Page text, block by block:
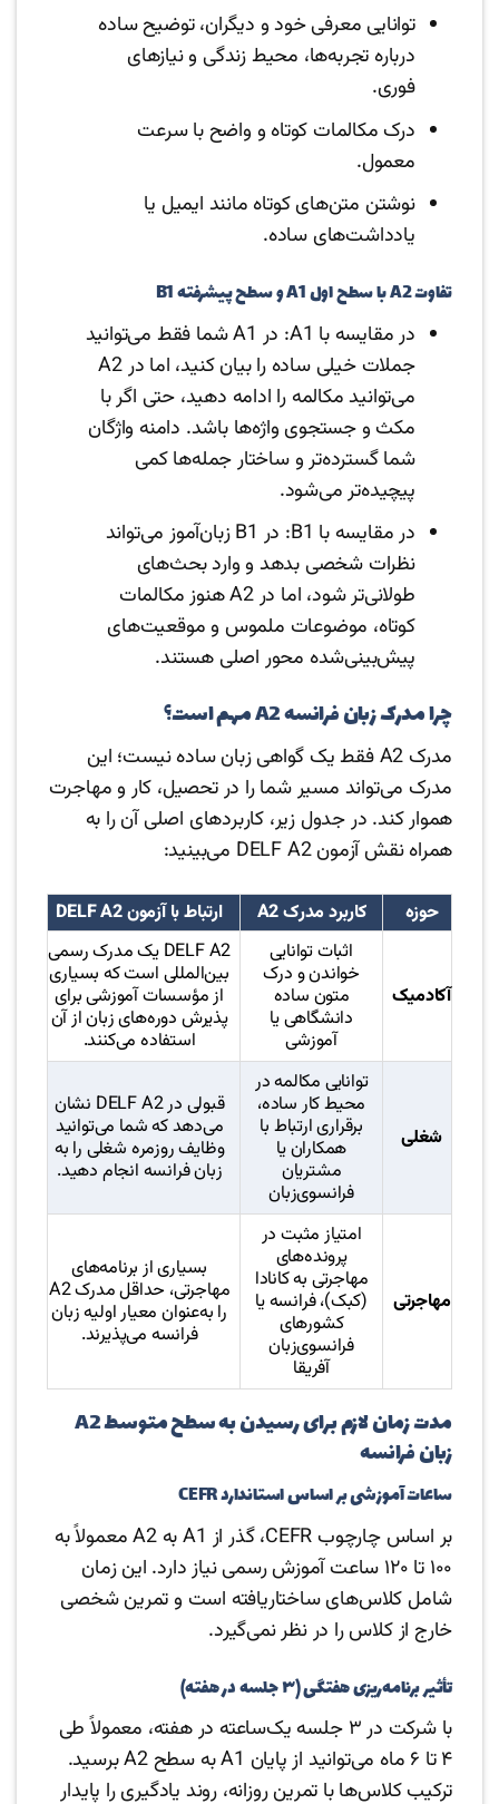
توانایی معرفی خود و دیگران، توضیح ساده
درباره تجربه‌ها، محیط زندگی و نیازهای
فوری.
درک مکالمات کوتاه و واضح با سرعت
معمول.
نوشتن متن‌های کوتاه مانند ایمیل یا
یادداشت‌های ساده.
تفاوت A2 با سطح اول A1 و سطح پیشرفته B1
در مقایسه با A1: در A1 شما فقط می‌توانید
جملات خیلی ساده را بیان کنید، اما در A2
می‌توانید مکالمه را ادامه دهید، حتی اگر با
مکث و جستجوی واژه‌ها باشد. دامنه واژگان
شما گسترده‌تر و ساختار جمله‌ها کمی
پیچیده‌تر می‌شود.
در مقایسه با B1: در B1 زبان‌آموز می‌تواند
نظرات شخصی بدهد و وارد بحث‌های
طولانی‌تر شود، اما در A2 هنوز مکالمات
کوتاه، موضوعات ملموس و موقعیت‌های
پیش‌بینی‌شده محور اصلی هستند.
چرا مدرک زبان فرانسه A2 مهم است؟
مدرک A2 فقط یک گواهی زبان ساده نیست؛ این
مدرک می‌تواند مسیر شما را در تحصیل، کار و مهاجرت
هموار کند. در جدول زیر، کاربردهای اصلی آن را به
همراه نقش آزمون DELF A2 می‌بینید:
حوزه کاربرد مدرک A2 ارتباط با آزمون DELF A2
آکادمیک
اثبات توانایی
خواندن و درک
متون ساده
دانشگاهی یا
آموزشی
DELF A2 یک مدرک رسمی
بین‌المللی است که بسیاری
از مؤسسات آموزشی برای
پذیرش دوره‌های زبان از آن
استفاده می‌کنند.
شغلی
توانایی مکالمه در
محیط کار ساده،
برقراری ارتباط با
همکاران یا
مشتریان
فرانسوی‌زبان
قبولی در DELF A2 نشان
می‌دهد که شما می‌توانید
وظایف روزمره شغلی را به
زبان فرانسه انجام دهید.
مهاجرتی
امتیاز مثبت در
پرونده‌های
مهاجرتی به کانادا
(کبک)، فرانسه یا
کشورهای
فرانسوی‌زبان
آفریقا
بسیاری از برنامه‌های
مهاجرتی، حداقل مدرک A2
را به‌عنوان معیار اولیه زبان
فرانسه می‌پذیرند.
مدت زمان لازم برای رسیدن به سطح متوسط A2
زبان فرانسه
ساعات آموزشی بر اساس استاندارد CEFR
بر اساس چارچوب CEFR، گذر از A1 به A2 معمولاً به
۱۰۰ تا ۱۲۰ ساعت آموزش رسمی نیاز دارد. این زمان
شامل کلاس‌های ساختاریافته است و تمرین شخصی
خارج از کلاس را در نظر نمی‌گیرد.
تأثیر برنامه‌ریزی هفتگی (۳ جلسه در هفته)
با شرکت در ۳ جلسه یک‌ساعته در هفته، معمولاً طی
۴ تا ۶ ماه می‌توانید از پایان A1 به سطح A2 برسید.
ترکیب کلاس‌ها با تمرین روزانه، روند یادگیری را پایدار